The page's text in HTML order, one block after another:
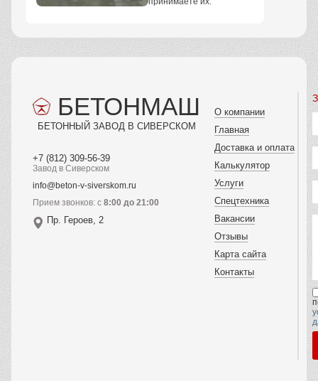
БЕТОНМАШ
БЕТОННЫЙ ЗАВОД В СИВЕРСКОМ
+7 (812) 309-56-39
Завод в Сиверском
info@beton-v-siverskom.ru
Прием звонков: с 8:00 до 21:00
Пр. Героев, 2
О компании
Главная
Доставка и оплата
Калькулятор
Услуги
Спецтехника
Вакансии
Отзывы
Карта сайта
Контакты